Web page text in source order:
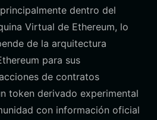
dentro del
Virtual de Ethereum, lo
de la arquitectura
para sus
de contratos
token derivado experimental
con información oficial